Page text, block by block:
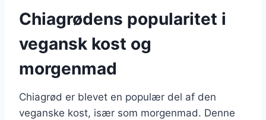
Chiagrødens popularitet i
vegansk kost og
morgenmad
Chiagrød er blevet en populær del af den
veganske kost, især som morgenmad. Denne